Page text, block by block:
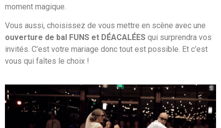
moment magique.
Vous aussi, choisissez de vous mettre en scène avec une
ouverture de bal FUNS et DÉACALÉES qui surprendra vos
invités. C’est votre mariage donc tout est possible. Et c’est
vous qui faîtes le choix !